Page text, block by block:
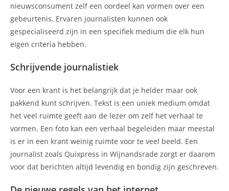
nieuwsconsument zelf een oordeel kan vormen over een
gebeurtenis. Ervaren journalisten kunnen ook
gespecialiseerd zijn in een specifiek medium die elk hun
eigen criteria hebben.
Schrijvende journalistiek
Voor een krant is het belangrijk dat je helder maar ook
pakkend kunt schrijven. Tekst is een uniek medium omdat
het veel ruimte geeft aan de lezer om zelf het verhaal te
vormen. Een foto kan een verhaal begeleiden maar meestal
is er in een krant weinig ruimte voor te veel beeld. Een
journalist zoals Quixpress in Wijnandsrade zorgt er daarom
voor dat berichten altijd levendig en bondig zijn geschreven.